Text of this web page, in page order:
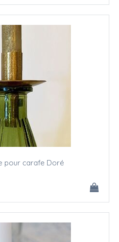
pour carafe Doré